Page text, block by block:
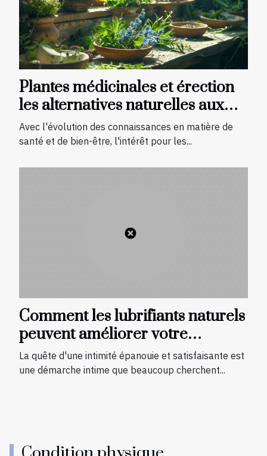
Plantes médicinales et érection
les alternatives naturelles aux
médicaments pour la
dysfonction érectile
Avec l'évolution des connaissances en matière de
santé et de bien-être, l'intérêt pour les...
Comment les lubrifiants naturels
peuvent améliorer votre
expérience sexuelle
La quête d'une intimité épanouie et satisfaisante est
une démarche intime que beaucoup cherchent...